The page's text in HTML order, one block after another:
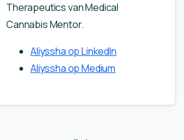
Therapeutics van Medical
Cannabis Mentor.
Aliyssha op LinkedIn
Aliyssha op Medium